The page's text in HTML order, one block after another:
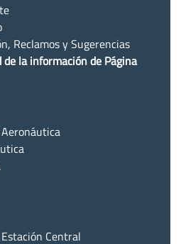
Reclamos y Sugerencias
la información de Página
Central